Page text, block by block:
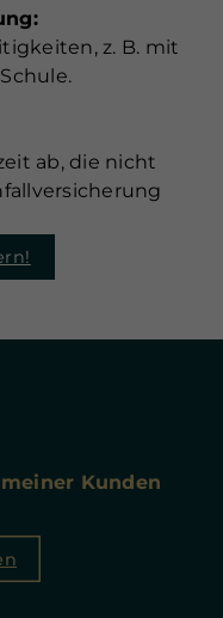
z. B. mit
ab, die nicht
Kunden